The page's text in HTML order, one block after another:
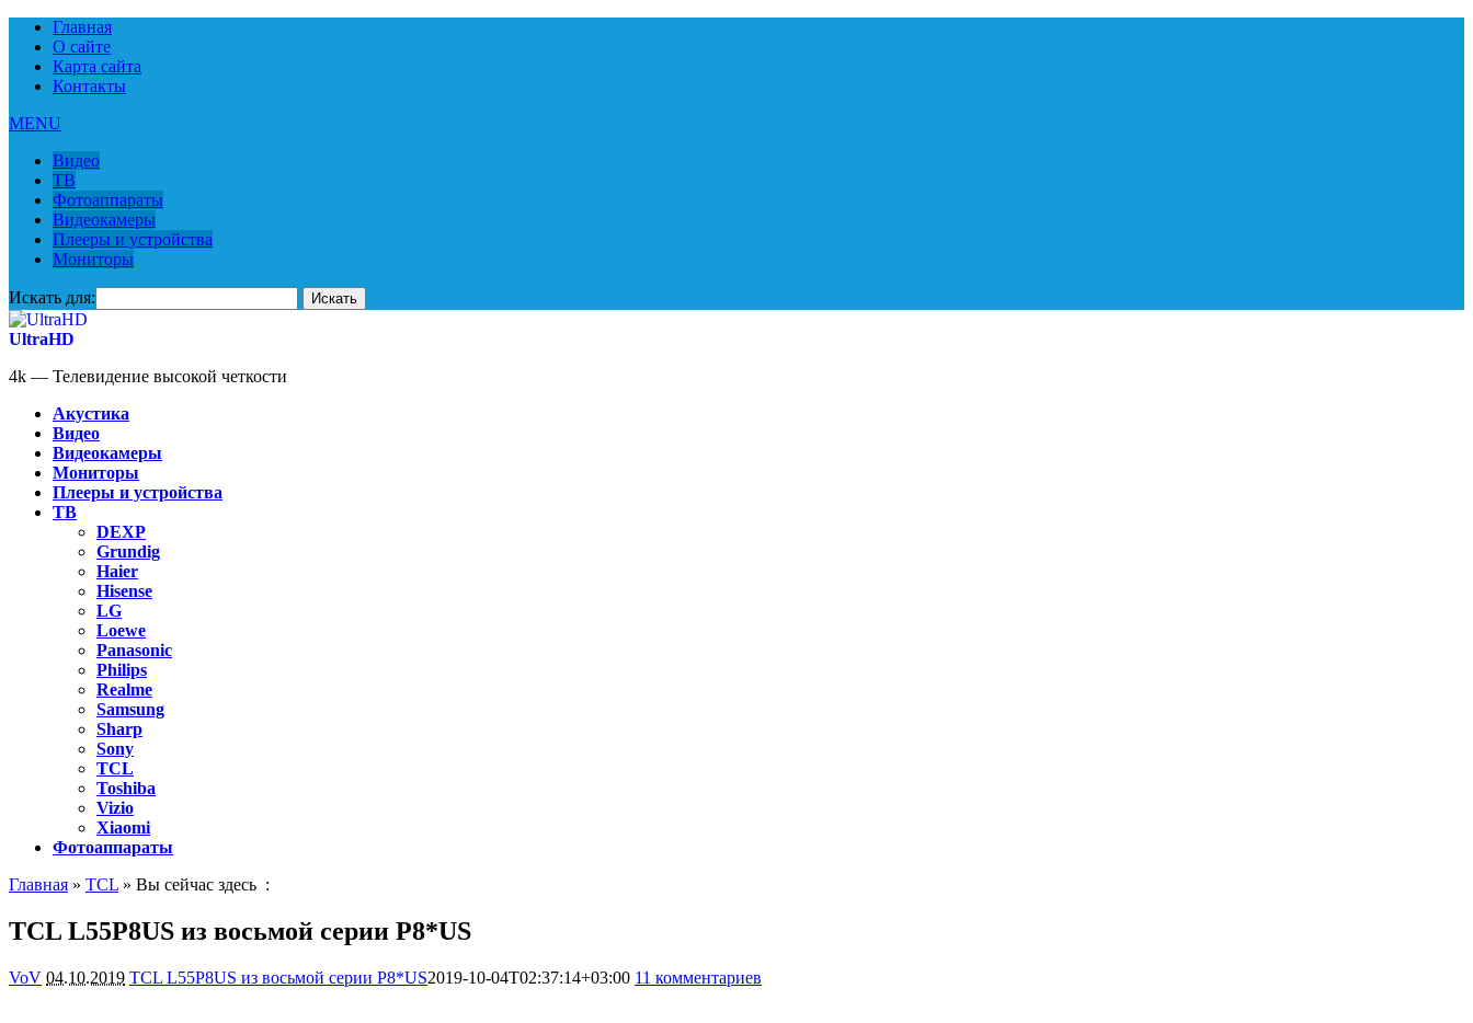
Главная
О сайте
Карта сайта
Контакты
MENU
Видео
ТВ
Фотоаппараты
Видеокамеры
Плееры и устройства
Мониторы
Искать для:
UltraHD
4k — Телевидение высокой четкости
Акустика
Видео
Видеокамеры
Мониторы
Плееры и устройства
ТВ
DEXP
Grundig
Haier
Hisense
LG
Loewe
Panasonic
Philips
Realme
Samsung
Sharp
Sony
TCL
Toshiba
Vizio
Xiaomi
Фотоаппараты
Главная » TCL » Вы сейчас здесь :
TCL L55P8US из восьмой серии P8*US
VoV 04.10.2019 TCL L55P8US из восьмой серии P8*US2019-10-04T02:37:14+03:00 11 комментариев